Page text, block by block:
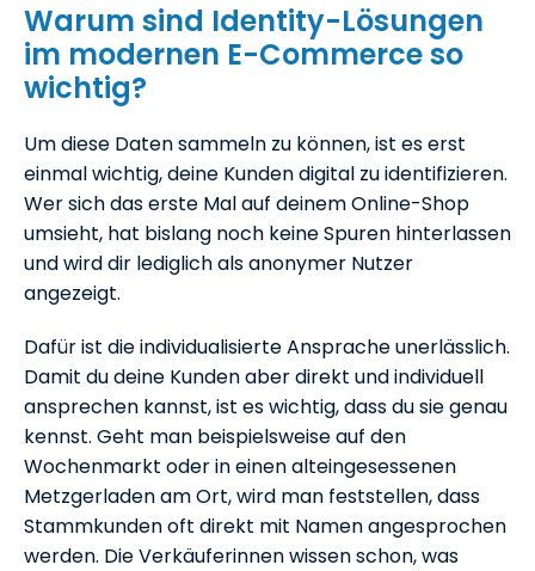
Warum sind Identity-Lösungen
im modernen E-Commerce so
wichtig?
Um diese Daten sammeln zu können, ist es erst
einmal wichtig, deine Kunden digital zu identifizieren.
Wer sich das erste Mal auf deinem Online-Shop
umsieht, hat bislang noch keine Spuren hinterlassen
und wird dir lediglich als anonymer Nutzer
angezeigt.
Dafür ist die individualisierte Ansprache unerlässlich.
Damit du deine Kunden aber direkt und individuell
ansprechen kannst, ist es wichtig, dass du sie genau
kennst. Geht man beispielsweise auf den
Wochenmarkt oder in einen alteingesessenen
Metzgerladen am Ort, wird man feststellen, dass
Stammkunden oft direkt mit Namen angesprochen
werden. Die Verkäuferinnen wissen schon, was